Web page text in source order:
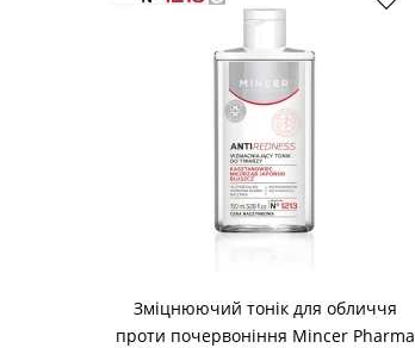
Зміцнюючий тонік для обличчя
проти почервоніння Mincer Pharma